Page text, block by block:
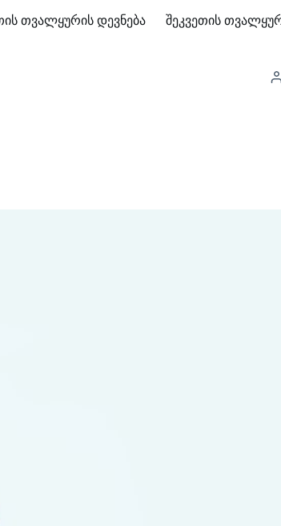
თვალყურის დევნება შეკვეთის